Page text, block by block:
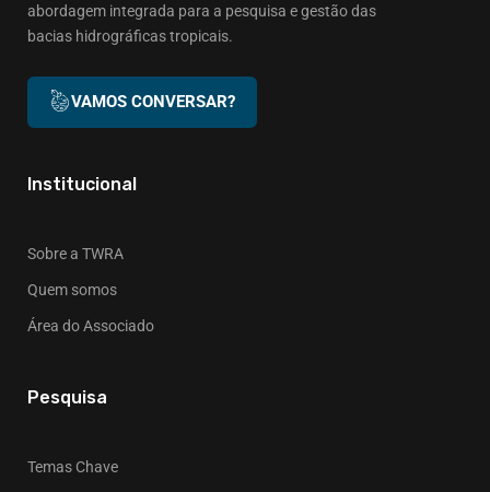
abordagem integrada para a pesquisa e gestão das
bacias hidrográficas tropicais.
VAMOS CONVERSAR?
Institucional
Sobre a TWRA
Quem somos
Área do Associado
Pesquisa
Temas Chave